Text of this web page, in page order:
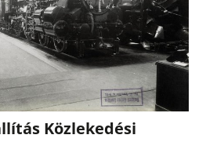
Közlekedési